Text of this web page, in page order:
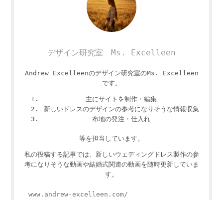
デザイン研究室 Ms. Excelleen
Andrew Excelleenのデザイン研究室のMs. Excelleen
です。
主にサイトを制作・編集
新しいドレスのデザインの参考になりそうな情報収集
布地の発注・仕入れ
等を担当しています。
私の投稿する記事では、新しいウェディングドレス製作の参
考になりそうな動画や結婚式関連の動画を随時更新していま
す。
www.andrew-excelleen.com/